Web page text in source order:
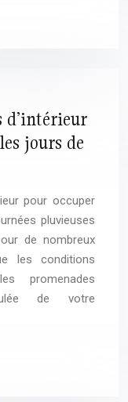
d’intérieur
jours de
pour occuper
pluvieuses
de nombreux
les conditions
promenades
de votre